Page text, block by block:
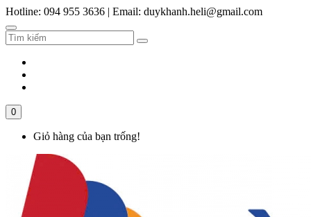
Hotline: 094 955 3636 | Email: duykhanh.heli@gmail.com
0
Giỏ hàng của bạn trống!